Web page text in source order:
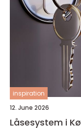
inspiration
12. June 2026
Låsesystem i